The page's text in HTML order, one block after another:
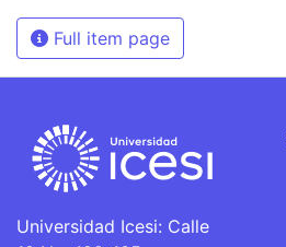
Full item page
Universidad Icesi: Calle